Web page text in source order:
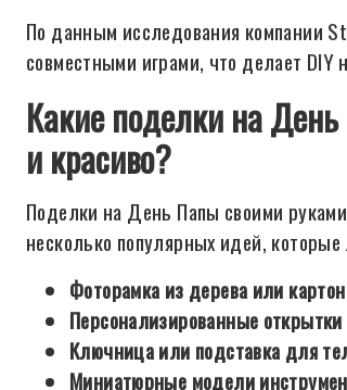
По данным исследования компании
совместными играми, что делает
Какие поделки на
и красиво?
Поделки на День Папы своими
несколько популярных идей, которые
Фоторамка из дерева или
Персонализированные открытки
Ключница или подставка для
Миниатюрные модели